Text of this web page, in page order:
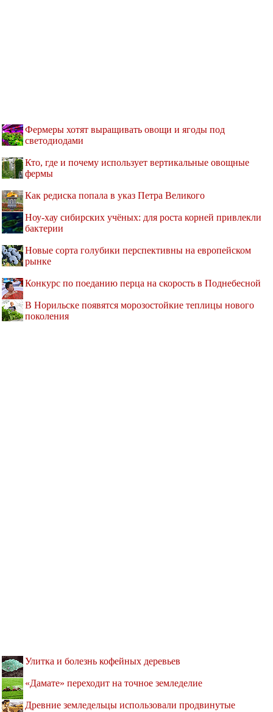
Фермеры хотят выращивать овощи и ягоды под
светодиодами
Кто, где и почему использует вертикальные овощные
фермы
Как редиска попала в указ Петра Великого
Ноу-хау сибирских учёных: для роста корней привлекли
бактерии
Новые сорта голубики перспективны на европейском
рынке
Конкурс по поеданию перца на скорость в Поднебесной
В Норильске появятся морозостойкие теплицы нового
поколения
Улитка и болезнь кофейных деревьев
«Дамате» переходит на точное земледелие
Древние земледельцы использовали продвинутые